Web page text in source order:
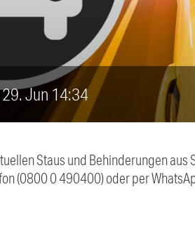
29. Jun 14:34
Staus und Behinderungen aus
(0800 0 490400) oder per